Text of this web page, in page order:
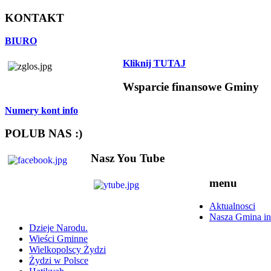
KONTAKT
BIURO
Kliknij TUTAJ
Wsparcie finansowe Gminy
Numery kont info
POLUB NAS :)
Nasz You Tube
menu
Aktualnosci
Nasza Gmina
Dzieje Narodu.
Wieści Gminne
Wielkopolscy Żydzi
Żydzi w Polsce